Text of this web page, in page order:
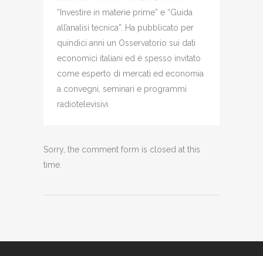
“Investire in materie prime” e “Guida
all’analisi tecnica”. Ha pubblicato per
quindici anni un Osservatorio sui dati
economici italiani ed è spesso invitato
come esperto di mercati ed economia
a convegni, seminari e programmi
radiotelevisivi.
Sorry, the comment form is closed at this
time.